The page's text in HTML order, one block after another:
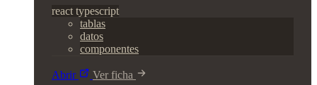
react typescript
tablas
datos
componentes
Abrir Ver ficha